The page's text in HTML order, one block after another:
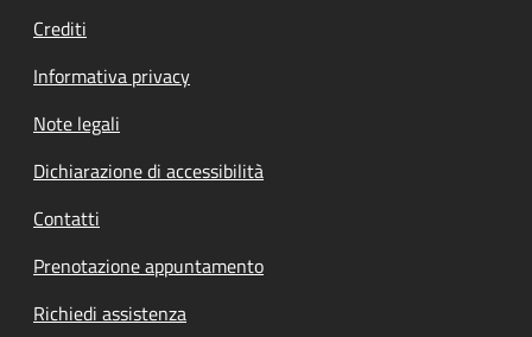
Crediti
Informativa privacy
Note legali
Dichiarazione di accessibilità
Contatti
Prenotazione appuntamento
Richiedi assistenza